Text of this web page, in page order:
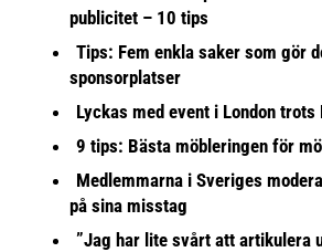
publicitet – 10 tips
Tips: Fem enkla saker som gör
sponsorplatser
Lyckas med event i London trots
9 tips: Bästa möbleringen för
Medlemmarna i Sveriges
på sina misstag
”Jag har lite svårt att artikulera